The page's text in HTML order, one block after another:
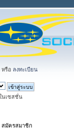
หรือ ลงทะเบียน
นเซสชั่น
สมัครสมาชิก